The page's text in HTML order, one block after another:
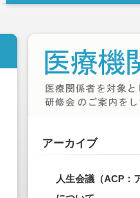
アーカイブ
人生会議（ACP：